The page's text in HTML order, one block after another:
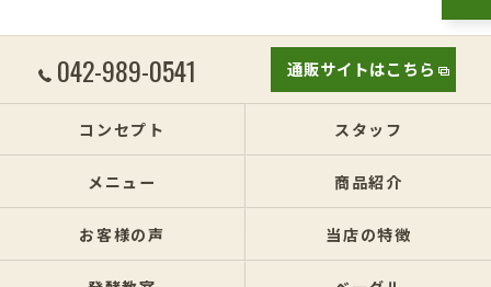
042-989-0541 通販サイトはこちら
コンセプト スタッフ
メニュー 商品紹介
お客様の声 当店の特徴